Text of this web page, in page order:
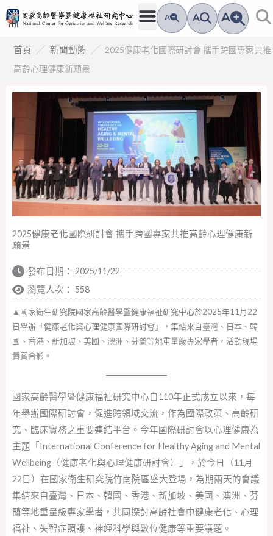
跳
至
A A A
首頁 ／ 新聞動態 ／ 2025健康老化國際研討會 攜手跨國專家共推
高齡心理健康新願景
2025健康老化國際研討會 攜手跨國專家共推高齡心理健康新
願景
發布日期：2025/11/22
瀏覽人次： 558
▲國家衛生研究院國家高齡醫學暨健康福祉研究中心於2025年11月22
日舉辦「健康老化與心理健康國際研討會」，集結來自臺灣、日本、韓
國、香港、新加坡、美國、澳洲、芬蘭等地重量級專家學者，活動現場
貴賓合影。
國家高齡醫學暨健康福祉研究中心自110年正式成立以來，每
年舉辦國際研討會，促進跨領域交流，作為國際政策、高齡研
究、臨床實務之重要連結平台。今年國際研討會以心理健康為
主題「International Conference for Healthy Aging and Mental
Wellbeing（健康老化與心理健康研討會）」，於今日（11月
22日）在國家衛生研究院竹南院區盛大登場，為期兩天的會議
集結來自臺灣、日本、韓國、香港、新加坡、美國、澳洲、芬
蘭等地重量級專家學者，共同探討高齡社會中健康老化、心理
福祉、失智症照護、神經科學與數位健康等重要議題。